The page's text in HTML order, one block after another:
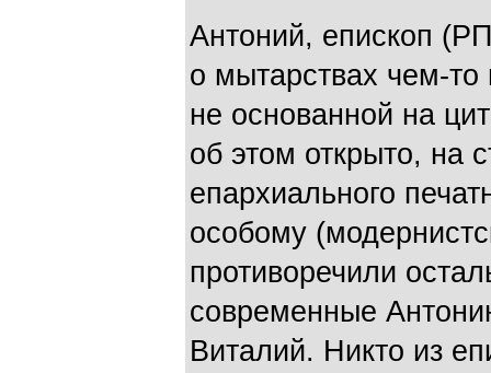
Антоний, епископ
о мытарствах чем-
не основанной на
об этом открыто, на
епархиального
особому
противоречили
современные
Виталий. Никто из